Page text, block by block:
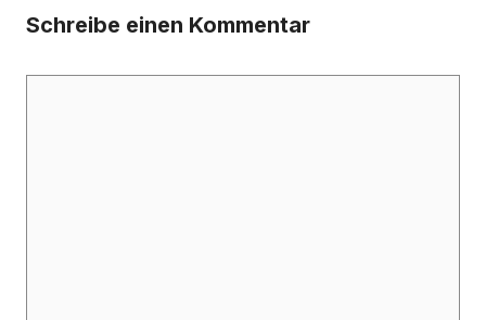
Schreibe einen Kommentar